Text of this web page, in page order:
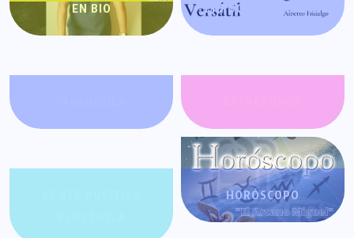
EN BIO ENFOQUE VERSÁTIL
HORÓSCOPO